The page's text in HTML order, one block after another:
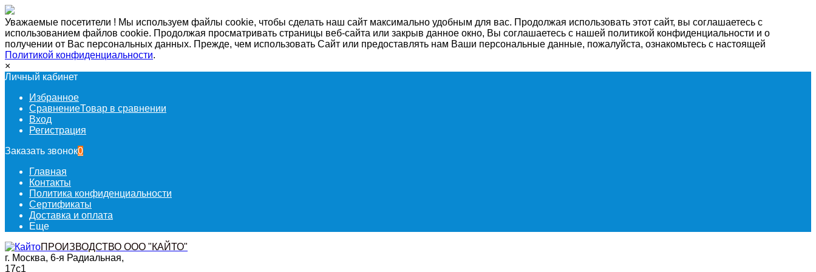
Уважаемые посетители ! Мы используем файлы cookie, чтобы сделать наш сайт максимально удобным для вас. Продолжая использовать этот сайт, вы соглашаетесь с
использованием файлов cookie. Продолжая просматривать страницы веб-сайта или закрыв данное окно, Вы соглашаетесь с нашей политикой конфиденциальности и о
получении от Вас персональных данных. Прежде, чем использовать Сайт или предоставлять нам Ваши персональные данные, пожалуйста, ознакомьтесь с настоящей
Политикой конфиденциальности.
×
Личный кабинет
Избранное
СравнениеТовар в сравнении
Вход
Регистрация
Заказать звонок0
Главная
Контакты
Политика конфиденциальности
Сертификаты
Доставка и оплата
Еще
ПРОИЗВОДСТВО ООО "КАЙТО"
г. Москва, 6-я Радиальная,
17с1